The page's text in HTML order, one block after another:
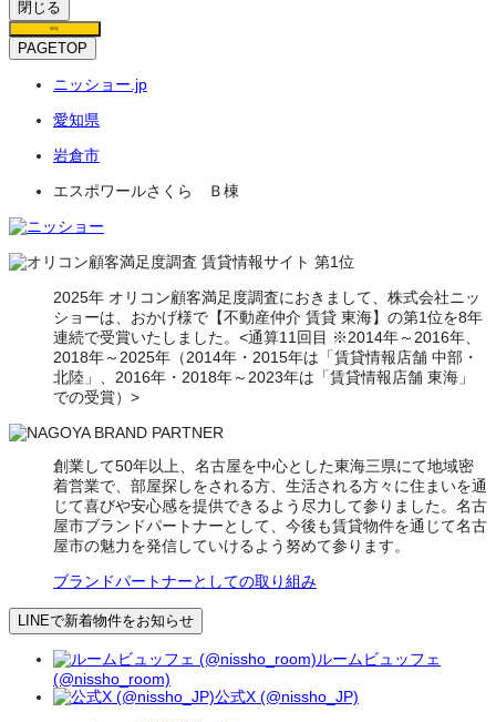
閉じる
保存
PAGETOP
ニッショー.jp
愛知県
岩倉市
エスポワールさくら Ｂ棟
2025年 オリコン顧客満足度調査におきまして、株式会社ニッ
ショーは、おかげ様で【不動産仲介 賃貸 東海】の第1位を8年
連続で受賞いたしました。<通算11回目 ※2014年～2016年、
2018年～2025年（2014年・2015年は「賃貸情報店舗 中部・
北陸」、2016年・2018年～2023年は「賃貸情報店舗 東海」
での受賞）>
創業して50年以上、名古屋を中心とした東海三県にて地域密
着営業で、部屋探しをされる方、生活される方々に住まいを通
じて喜びや安心感を提供できるよう尽力して参りました。名古
屋市ブランドパートナーとして、今後も賃貸物件を通じて名古
屋市の魅力を発信していけるよう努めて参ります。
ブランドパートナーとしての取り組み
LINEで新着物件をお知らせ
ルームビュッフェ
(@nissho_room)
公式X (@nissho_JP)